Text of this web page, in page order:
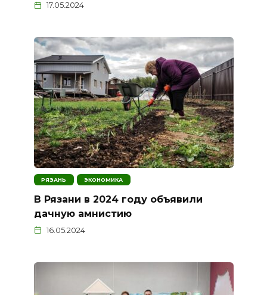
17.05.2024
РЯЗАНЬ ЭКОНОМИКА
В Рязани в 2024 году объявили
дачную амнистию
16.05.2024